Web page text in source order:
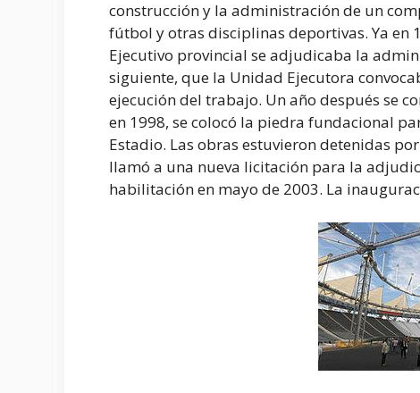
construcción y la administración de un
fútbol y otras disciplinas deportivas. Ya en
Ejecutivo provincial se adjudicaba la
siguiente, que la Unidad Ejecutora
ejecución del trabajo. Un año después se
en 1998, se colocó la piedra fundacional
Estadio. Las obras estuvieron detenidas
llamó a una nueva licitación para la
habilitación en mayo de 2003. La